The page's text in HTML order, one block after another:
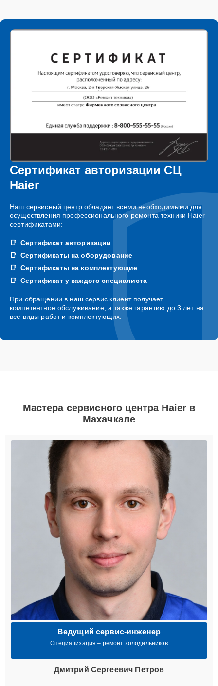
Сертификат авторизации СЦ
Haier
Наш сервисный центр обладает всеми необходимыми для
осуществления профессионального ремонта техники Haier
сертификатами:
Сертификат авторизации
Сертификаты на оборудование
Сертификаты на комплектующие
Сертификат у каждого специалиста
При обращении в наш сервис клиент получает
компетентное обслуживание, а также гарантию до 3 лет на
все виды работ и комплектующих.
Мастера сервисного центра Haier в
Махачкале
Ведущий сервис-инженер
Специализация – ремонт холодильников
Дмитрий Сергеевич Петров